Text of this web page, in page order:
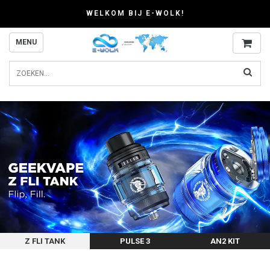
WELKOM BIJ E-WOLK!
MENU
Z FLI TANK PULSE 3 AN2 KIT